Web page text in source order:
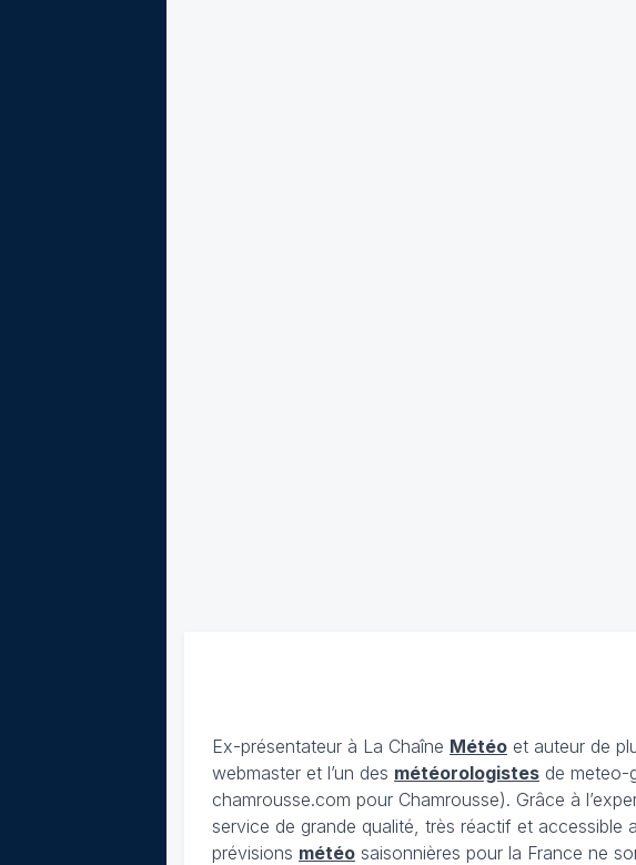
Ex-présentateur à La Chaîne Météo et auteur de
webmaster et l’un des météorologistes de meteo-
chamrousse.com pour Chamrousse). Grâce à
service de grande qualité, très réactif et accessible
prévisions météo saisonnières pour la France ne